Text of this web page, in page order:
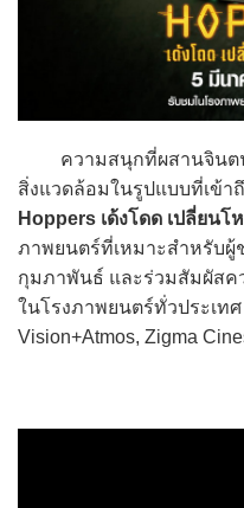
ความสนุกที่ผสานจินตน
สิ่งแวดล้อมในรูปแบบที่เข้า
Hoppers เด้งโดด เปลี่ยนโ
ภาพยนตร์ที่เหมาะสำหรับผู้
กุมภาพันธ์ และร่วมสัมผัส
ในโรงภาพยนตร์ทั่วประเท
Vision+Atmos, Zigma